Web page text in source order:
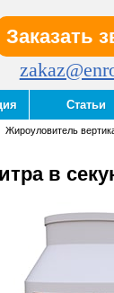
Заказать
Статьи
Жироуловитель
в